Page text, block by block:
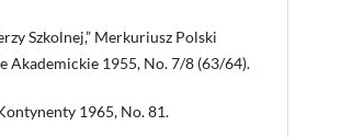
Szkolnej,” Merkuriusz Polski
Akademickie 1955, No. 7/8 (63/64).
1965, No. 81.